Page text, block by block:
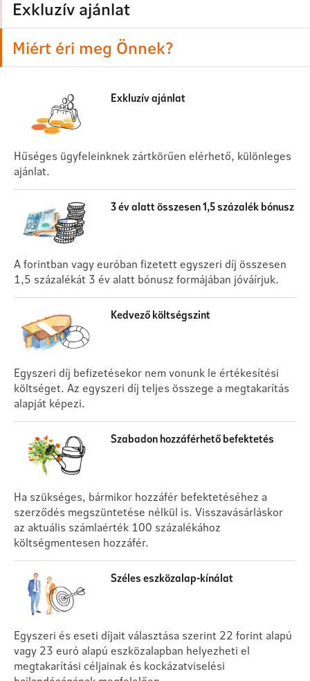
Exkluzív ajánlat
Miért éri meg Önnek?
Exkluzív ajánlat
Hűséges ügyfeleinknek zártkörűen elérhető, különleges
ajánlat.
3 év alatt összesen 1,5 százalék bónusz
A forintban vagy euróban fizetett egyszeri díj összesen
1,5 százalékát 3 év alatt bónusz formájában jóváírjuk.
Kedvező költségszint
Egyszeri díj befizetésekor nem vonunk le értékesítési
költséget. Az egyszeri díj teljes összege a megtakarítás
alapját képezi.
Szabadon hozzáférhető befektetés
Ha szükséges, bármikor hozzáfér befektetéséhez a
szerződés megszüntetése nélkül is. Visszavásárláskor
az aktuális számlaérték 100 százalékához
költségmentesen hozzáfér.
Széles eszközalap-kínálat
Egyszeri és eseti díjait választása szerint 22 forint alapú
vagy 23 euró alapú eszközalapban helyezheti el
megtakarítási céljainak és kockázatviselési